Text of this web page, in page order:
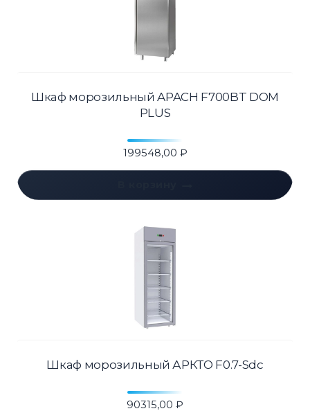
Шкаф морозильный APACH F700BT DOM
PLUS
199548,00 ₽
Шкаф морозильный АРКТО F0.7-Sdc
90315,00 ₽